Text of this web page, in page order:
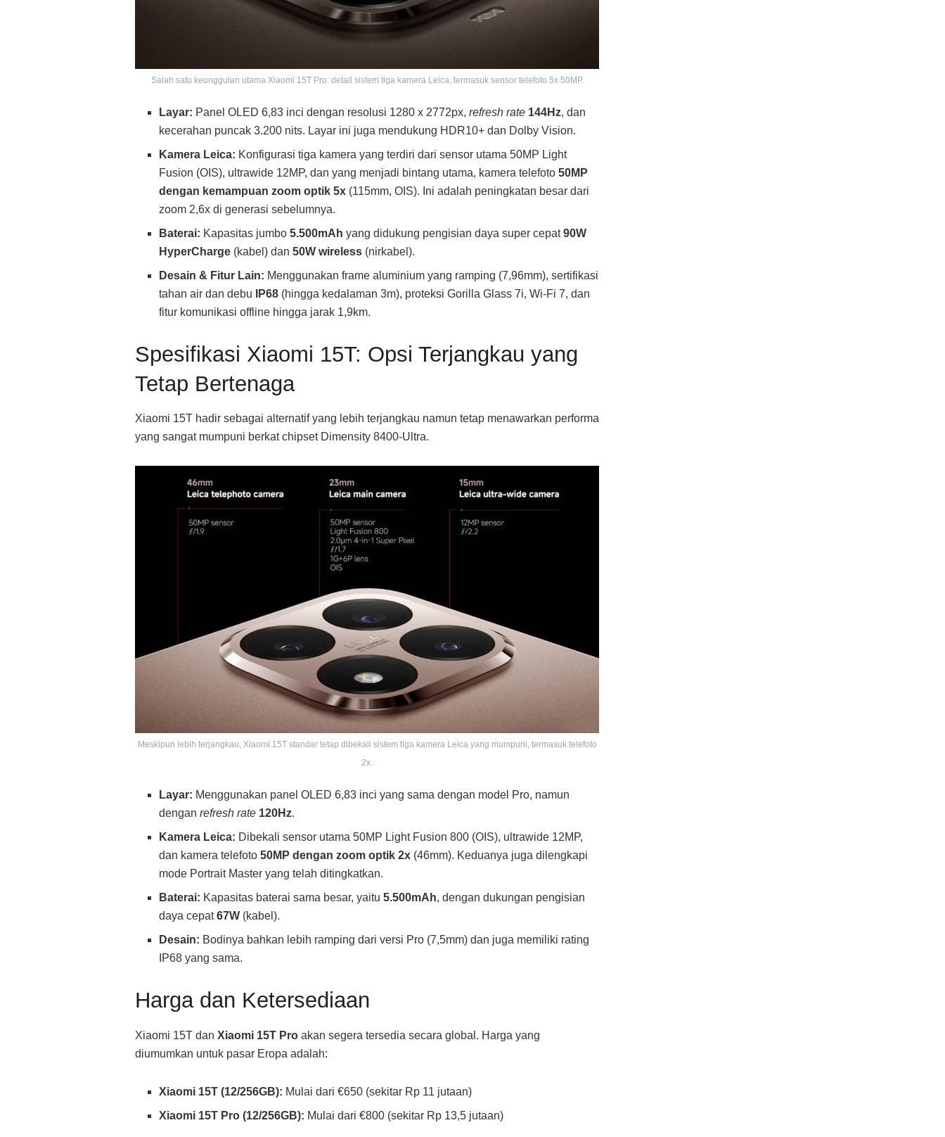
Salah satu keunggulan utama Xiaomi 15T Pro: detail sistem tiga kamera Leica, termasuk sensor telefoto 5x 50MP.
Layar: Panel OLED 6,83 inci dengan resolusi 1280 x 2772px,refresh rate 144Hz, dan
kecerahan puncak 3.200 nits. Layar ini juga mendukung HDR10+ dan Dolby Vision.
Kamera Leica: Konfigurasi tiga kamera yang terdiri dari sensor utama 50MP Light
Fusion (OIS), ultrawide 12MP, dan yang menjadi bintang utama, kamera telefoto50MP
dengan kemampuan zoom optik 5x (115mm, OIS). Ini adalah peningkatan besar dari
zoom 2,6x di generasi sebelumnya.
Baterai: Kapasitas jumbo5.500mAh yang didukung pengisian daya super cepat90W
HyperCharge (kabel) dan50W wireless (nirkabel).
Desain & Fitur Lain: Menggunakan frame aluminium yang ramping (7,96mm), sertifikasi
tahan air dan debu
IP68 (hingga kedalaman 3m), proteksi Gorilla Glass 7i, Wi-Fi 7, dan
fitur komunikasi offline hingga jarak 1,9km.
Spesifikasi Xiaomi 15T: Opsi Terjangkau yang
Tetap Bertenaga
Xiaomi 15T hadir sebagai alternatif yang lebih terjangkau namun tetap menawarkan performa
yang sangat mumpuni berkat chipset Dimensity 8400-Ultra.
Meskipun lebih terjangkau, Xiaomi 15T standar tetap dibekali sistem tiga kamera Leica yang mumpuni, termasuk telefoto
2x.
Layar: Menggunakan panel OLED 6,83 inci yang sama dengan model Pro, namun
denganrefresh rate 120Hz.
Kamera Leica: Dibekali sensor utama 50MP Light Fusion 800 (OIS), ultrawide 12MP,
dan kamera telefoto50MP dengan zoom optik 2x (46mm). Keduanya juga dilengkapi
mode Portrait Master yang telah ditingkatkan.
Baterai: Kapasitas baterai sama besar, yaitu5.500mAh, dengan dukungan pengisian
daya cepat67W (kabel).
Desain: Bodinya bahkan lebih ramping dari versi Pro (7,5mm) dan juga memiliki rating
IP68 yang sama.
Harga dan Ketersediaan
Xiaomi 15T dan Xiaomi 15T Pro akan segera tersedia secara global. Harga yang
diumumkan untuk pasar Eropa adalah:
Xiaomi 15T (12/256GB): Mulai dari €650 (sekitar Rp 11 jutaan)
Xiaomi 15T Pro (12/256GB): Mulai dari €800 (sekitar Rp 13,5 jutaan)